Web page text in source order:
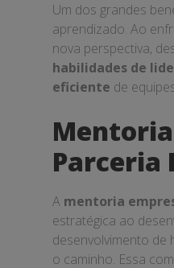
Um dos grandes
aprendizado. Ao
nova perspectiva,
habilidades de
eficiente de
Parceria
A mentoria
estratégica ao
desenvolvimento de
o caminho. Essa